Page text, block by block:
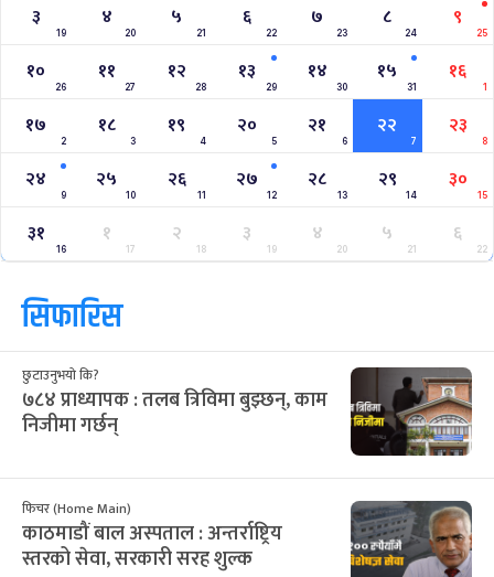
३
19
४
20
५
21
६
22
७
23
८
24
९
25
१०
26
११
27
१२
28
१३
29
१४
30
१५
31
१६
1
१७
2
१८
3
१९
4
२०
5
२१
6
२२
7
२३
8
२४
9
२५
10
२६
11
२७
12
२८
13
२९
14
३०
15
३१
16
१
17
२
18
३
19
४
20
५
21
६
22
सिफारिस
छुटाउनुभयो कि?
७८४ प्राध्यापक : तलब त्रिविमा बुझ्छन्, काम
निजीमा गर्छन्
फिचर (Home Main)
काठमाडौं बाल अस्पताल : अन्तर्राष्ट्रिय
स्तरको सेवा, सरकारी सरह शुल्क